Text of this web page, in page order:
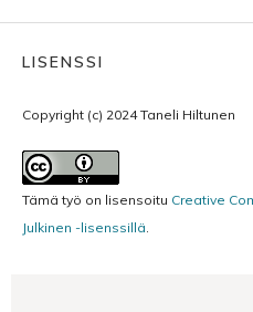
LISENSSI
Copyright (c) 2024 Taneli Hiltunen
Tämä työ on lisensoitu Creative
Julkinen -lisenssillä.